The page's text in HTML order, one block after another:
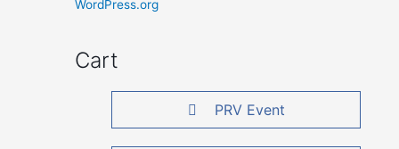
WordPress.org
Cart
PRV Event